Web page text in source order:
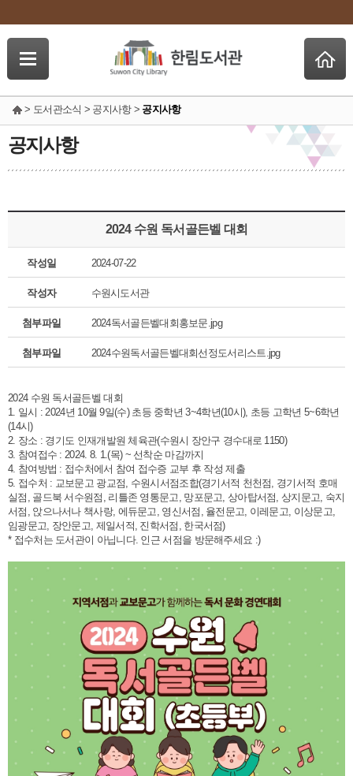
> 도서관소식 > 공지사항 > 공지사항
공지사항
2024 수원 독서골든벨 대회
작성일 2024-07-22
작성자 수원시도서관
첨부파일 2024독서골든벨대회홍보문.jpg
첨부파일 2024수원독서골든벨대회선정도서리스트.jpg
2024 수원 독서골든벨 대회
1. 일시 : 2024년 10월 9일(수) 초등 중학년 3~4학년(10시), 초등 고학년 5~6학년
(14시)
2. 장소 : 경기도 인재개발원 체육관(수원시 장안구 경수대로 1150)
3. 참여접수 : 2024. 8. 1.(목) ~ 선착순 마감까지
4. 참여방법 : 접수처에서 참여 접수증 교부 후 작성 제출
5. 접수처 : 교보문고 광교점, 수원시서점조합(경기서적 천천점, 경기서적 호매
실점, 골드북 서수원점, 리틀존 영통문고, 망포문고, 상아탑서점, 상지문고, 숙지
서점, 앉으나서나 책사랑, 에듀문고, 영신서점, 율전문고, 이레문고, 이상문고,
임광문고, 장안문고, 제일서적, 진학서점, 한국서점)
* 접수처는 도서관이 아닙니다. 인근 서점을 방문해주세요 :)